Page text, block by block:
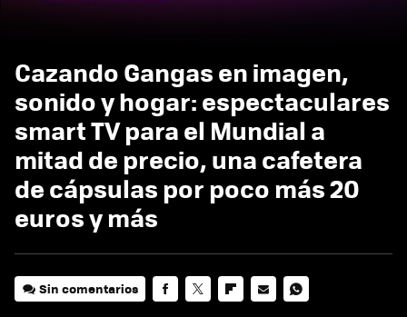
Cazando Gangas en imagen,
sonido y hogar: espectaculares
smart TV para el Mundial a
mitad de precio, una cafetera
de cápsulas por poco más 20
euros y más
Sin comentarios